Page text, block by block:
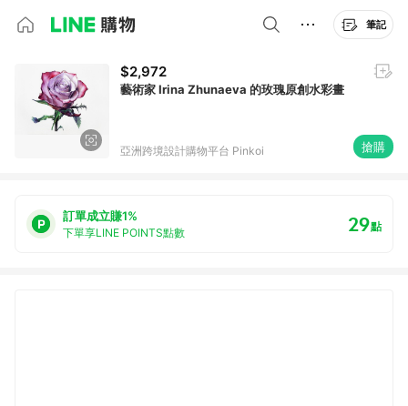
筆記
$2,972
藝術家 Irina Zhunaeva 的玫瑰原創水彩畫
亞洲跨境設計購物平台 Pinkoi 搶購
訂單成立賺1%
下單享LINE POINTS點數 29點